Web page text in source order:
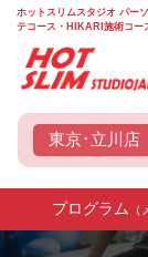
ホットスリムスタジオ パー
テコース・HIKARI施術コー
東京･立川店
プログラム （